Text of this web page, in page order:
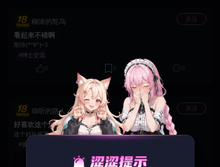
糊涂的鸵鸟 关注
看起来不错啊
期待(*°∀°)=3
#绅士交流
0
0 0
动听的路人 关注
好喜欢这个风格
这个好玩推荐
#攻略分享
0